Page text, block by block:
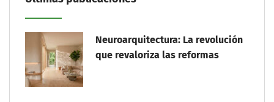
Neuroarquitectura: La revolución
que revaloriza las reformas